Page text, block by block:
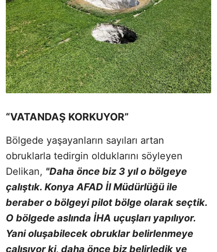
“VATANDAŞ KORKUYOR”
Bölgede yaşayanların sayıları artan
obruklarla tedirgin olduklarını söyleyen
Delikan, "Daha önce biz 3 yıl o bölgeye
çalıştık. Konya AFAD İl Müdürlüğü ile
beraber o bölgeyi pilot bölge olarak seçtik.
O bölgede aslında İHA uçuşları yapılıyor.
Yani oluşabilecek obruklar belirlenmeye
çalışıyor ki, daha önce biz belirledik ve